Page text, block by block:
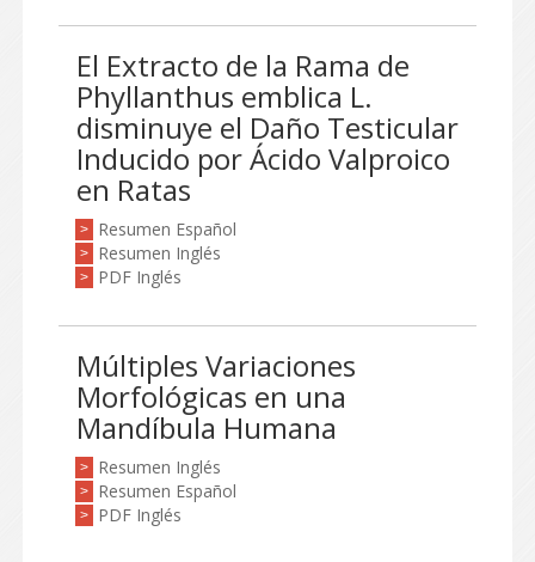
El Extracto de la Rama de
Phyllanthus emblica L.
disminuye el Daño Testicular
Inducido por Ácido Valproico
en Ratas
> Resumen Español
> Resumen Inglés
> PDF Inglés
Múltiples Variaciones
Morfológicas en una
Mandíbula Humana
> Resumen Inglés
> Resumen Español
> PDF Inglés